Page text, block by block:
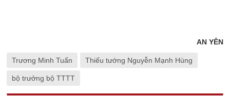
AN YÊN
Trương Minh Tuấn Thiếu tướng Nguyễn Mạnh Hùng
bộ trưởng bộ TTTT